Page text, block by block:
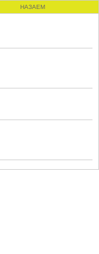
НАЗАЕМ